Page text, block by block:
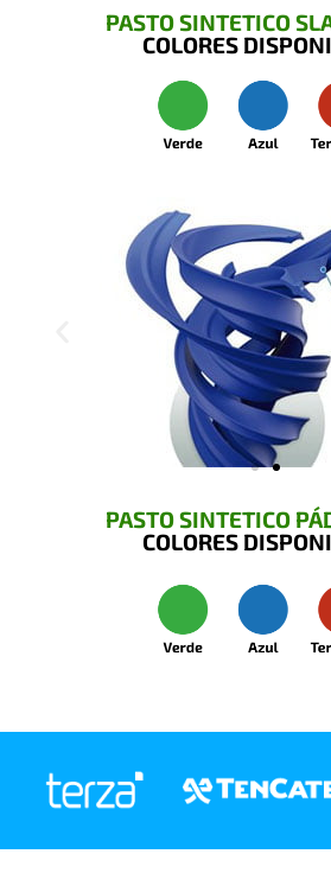
PASTO SINTETICO
COLORES
PASTO SINTETICO
COLORES